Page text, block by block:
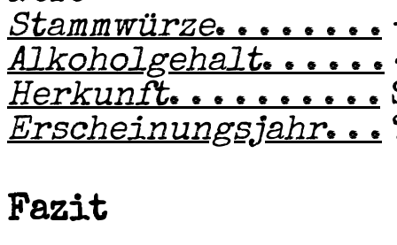
Stammwürze. . . . . . . .
Alkoholgehalt. . . . . .
Herkunft. . . . . . . . . .
Erscheinungsjahr. . .
Fazit